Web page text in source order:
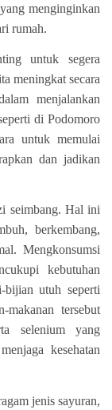
menginginkan
rumah.
untuk segera
meningkat secara
menjalankan
di Podomoro
untuk memulai
dan jadikan
seimbang. Hal ini
berkembang,
Mengkonsumsi
kebutuhan
utuh seperti
tersebut
selenium yang
kesehatan
jenis sayuran,